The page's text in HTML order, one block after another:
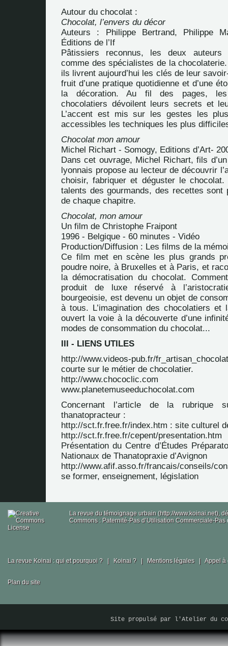
Autour du chocolat :
Chocolat, l’envers du décor
Auteurs : Philippe Bertrand, Philippe
Éditions de l’If
Pâtissiers reconnus, les deux
comme des spécialistes de la
ils livrent aujourd’hui les clés de leur
fruit d’une pratique quotidienne et d’une
la décoration. Au fil des pages,
chocolatiers dévoilent leurs secrets et
L’accent est mis sur les gestes les
accessibles les techniques les plus
Chocolat mon amour
Michel Richart - Somogy, Editions d’Art-
Dans cet ouvrage, Michel Richart, fils
lyonnais propose au lecteur de découvrir
choisir, fabriquer et déguster le
talents des gourmands, des recettes sont
de chaque chapitre.
Chocolat, mon amour
Un film de Christophe Fraipont
1996 - Belgique - 60 minutes - Vidéo
Production/Diffusion : Les films de la
Ce film met en scène les plus grands
poudre noire, à Bruxelles et à Paris, et
la démocratisation du chocolat.
produit de luxe réservé à
bourgeoisie, est devenu un objet de
à tous. L’imagination des chocolatiers et
ouvert la voie à la découverte d’une
modes de consommation du chocolat...
III - LIENS UTILES
http://www.videos-pub.fr/
courte sur le métier de chocolatier.
http://www.chococlic.com
www.planetemuseeduchocolat.com
Concernant l’article de la rubrique
thanatopracteur :
http://sct.fr.free.fr/index.htm : site culturel
http://sct.fr.free.fr/cepent/presentation.htm
Présentation du Centre d’Études
Nationaux de Thanatopraxie d’Avignon
http://www.afif.asso.fr/francais/conseils/
se former, enseignement, législation
La revue du témoignage urbain (http://www.koinai.net),
Commons : Paternité-Pas d’Utilisation Commerciale-
La revue Koinai : qui et pourquoi ? | Koinai ? | Mentions légales | Appel à
Plan du site
Site propulsé par l'Atelier du